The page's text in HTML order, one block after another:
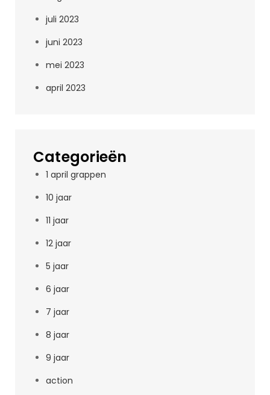
juli 2023
juni 2023
mei 2023
april 2023
Categorieën
1 april grappen
10 jaar
11 jaar
12 jaar
5 jaar
6 jaar
7 jaar
8 jaar
9 jaar
action